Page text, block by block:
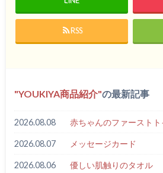
RSS
YOUKIYA商品紹介 の最新記事
2026.08.08 赤ちゃんのファースト
2026.08.07 メッセージカード
2026.08.06 優しい肌触りのタオル